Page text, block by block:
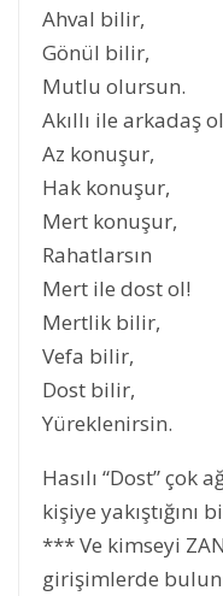
Ahval bilir,
Gönül bilir,
Mutlu olursun.
Akıllı ile arkadaş
Az konuşur,
Hak konuşur,
Mert konuşur,
Rahatlarsın
Mert ile dost ol!
Mertlik bilir,
Vefa bilir,
Dost bilir,
Yüreklenirsin.
Hasılı “Dost” çok
kişiye yakıştığını
*** Ve kimseyi
girişimlerde